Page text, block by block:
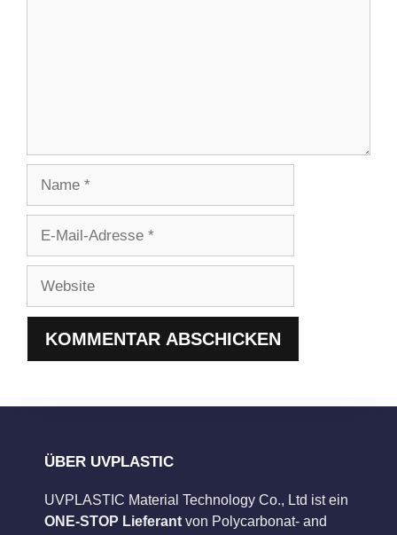
Adresse
ÜBER UVPLASTIC
UVPLASTIC Material Technology Co., Ltd ist ein
ONE-STOP Lieferant von Polycarbonat- and